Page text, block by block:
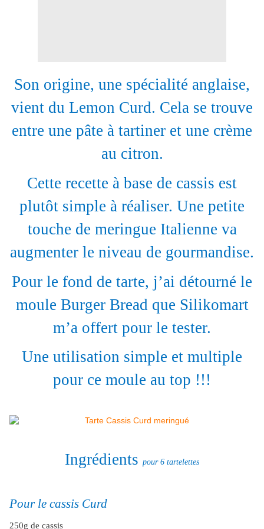
Son origine, une spécialité anglaise,
vient du Lemon Curd. Cela se trouve
entre une pâte à tartiner et une crème
au citron.
Cette recette à base de cassis est
plutôt simple à réaliser. Une petite
touche de meringue Italienne va
augmenter le niveau de gourmandise.
Pour le fond de tarte, j’ai détourné le
moule Burger Bread que Silikomart
m’a offert pour le tester.
Une utilisation simple et multiple
pour ce moule au top !!!
Ingrédients pour 6 tartelettes
Pour le cassis Curd
250g de cassis